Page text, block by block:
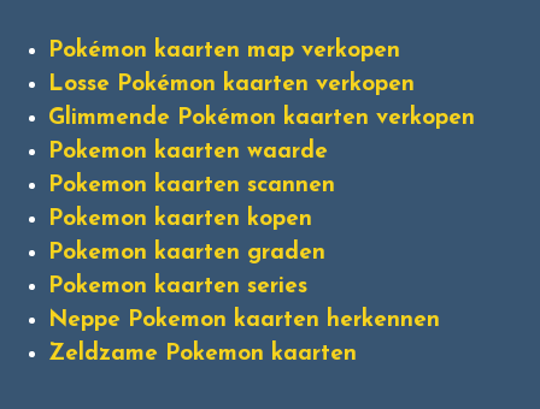
Pokémon kaarten map verkopen
Losse Pokémon kaarten verkopen
Glimmende Pokémon kaarten verkopen
Pokemon kaarten waarde
Pokemon kaarten scannen
Pokemon kaarten kopen
Pokemon kaarten graden
Pokemon kaarten series
Neppe Pokemon kaarten herkennen
Zeldzame Pokemon kaarten